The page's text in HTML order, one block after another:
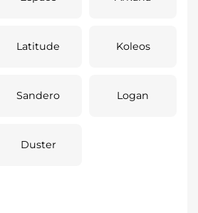
Latitude Koleos
Sandero Logan
Duster